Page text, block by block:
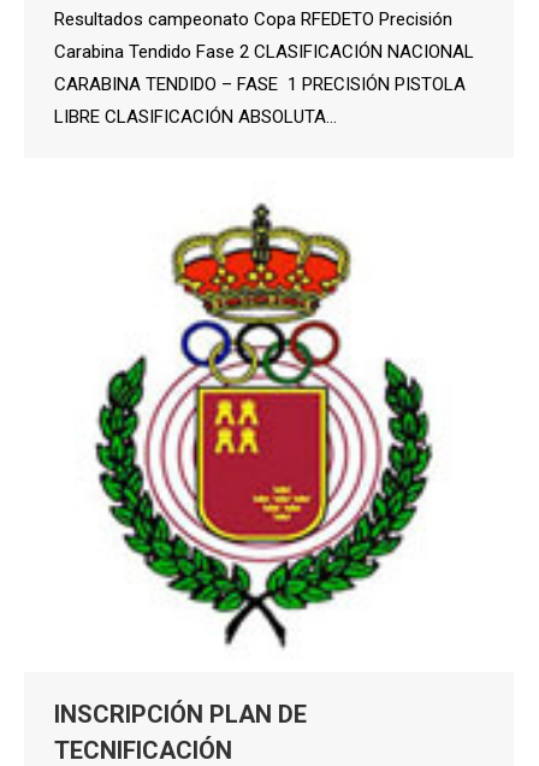
Resultados campeonato Copa RFEDETO Precisión
Carabina Tendido Fase 2 CLASIFICACIÓN NACIONAL
CARABINA TENDIDO – FASE 1 PRECISIÓN PISTOLA
LIBRE CLASIFICACIÓN ABSOLUTA…
INSCRIPCIÓN PLAN DE
TECNIFICACIÓN